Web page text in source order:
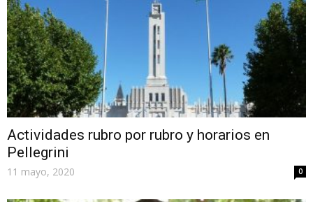
Actividades rubro por rubro y horarios en
Pellegrini
11 mayo, 2020 0